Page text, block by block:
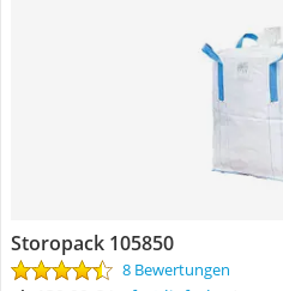
Storopack 105850
8 Bewertungen